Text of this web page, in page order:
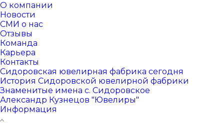
О компании
Новости
СМИ о нас
Отзывы
Команда
Карьера
Контакты
Сидоровская ювелирная фабрика сегодня
История Сидоровской ювелирной фабрики
Знаменитые имена с. Сидоровское
Александр Кузнецов "Ювелиры"
Информация